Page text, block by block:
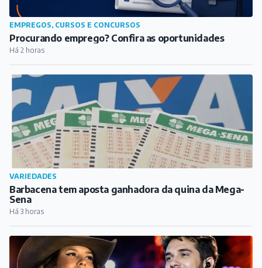
EMPREGOS, CURSOS E CONCURSOS
Procurando emprego? Confira as oportunidades
Há 2 horas
VARIEDADES
Barbacena tem aposta ganhadora da quina da Mega-
Sena
Há 3 horas